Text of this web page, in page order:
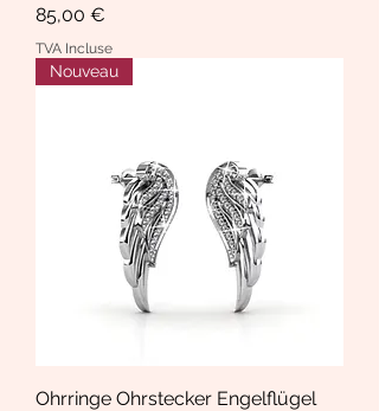
Prix
85,00 €
TVA Incluse
Nouveau
Ohrringe Ohrstecker Engelflügel